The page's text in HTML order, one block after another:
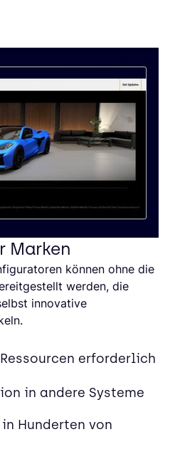
Marken
können ohne die
werden, die
innovative
erforderlich
in andere Systeme
Hunderten von